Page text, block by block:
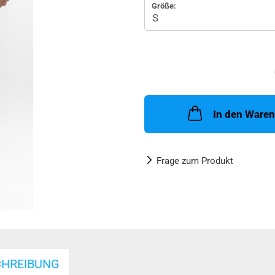
Größe:
In den
Frage zum Produkt